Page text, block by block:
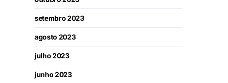
setembro 2023
agosto 2023
julho 2023
junho 2023